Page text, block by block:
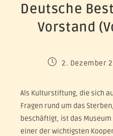
Deutsche
Vorstand
2. Dezember
Als Kulturstiftung, die sich
Fragen rund um das
beschäftigt, ist das
einer der wichtigsten